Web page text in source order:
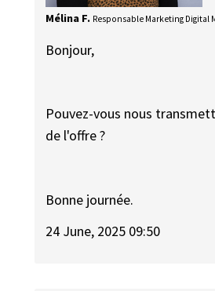
Mélina F. Responsable Marketing Digital
Bonjour,
Pouvez-vous nous
de l'offre ?
Bonne journée.
24 June, 2025 09:50